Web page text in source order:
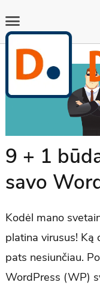
9 + 1
savo
Kodėl mano
platina virusus! Ką
pats nesiunčiau.
WordPress (WP)